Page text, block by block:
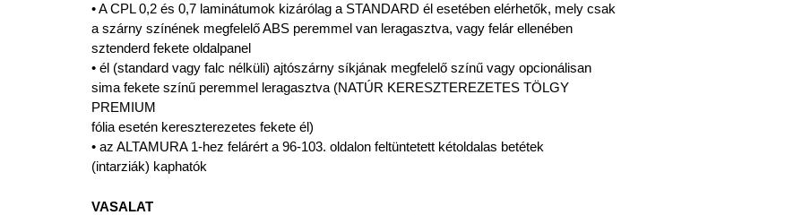
• A CPL 0,2 és 0,7 laminátumok kizárólag a STANDARD él esetében elérhetők, mely csak
a szárny színének megfelelő ABS peremmel van leragasztva, vagy felár ellenében
sztenderd fekete oldalpanel
• él (standard vagy falc nélküli) ajtószárny síkjának megfelelő színű vagy opcionálisan
sima fekete színű peremmel leragasztva (NATÚR KERESZTEREZETES TÖLGY
PREMIUM
fólia esetén kereszterezetes fekete él)
• az ALTAMURA 1-hez felárért a 96-103. oldalon feltüntetett kétoldalas betétek
(intarziák) kaphatók
VASALAT